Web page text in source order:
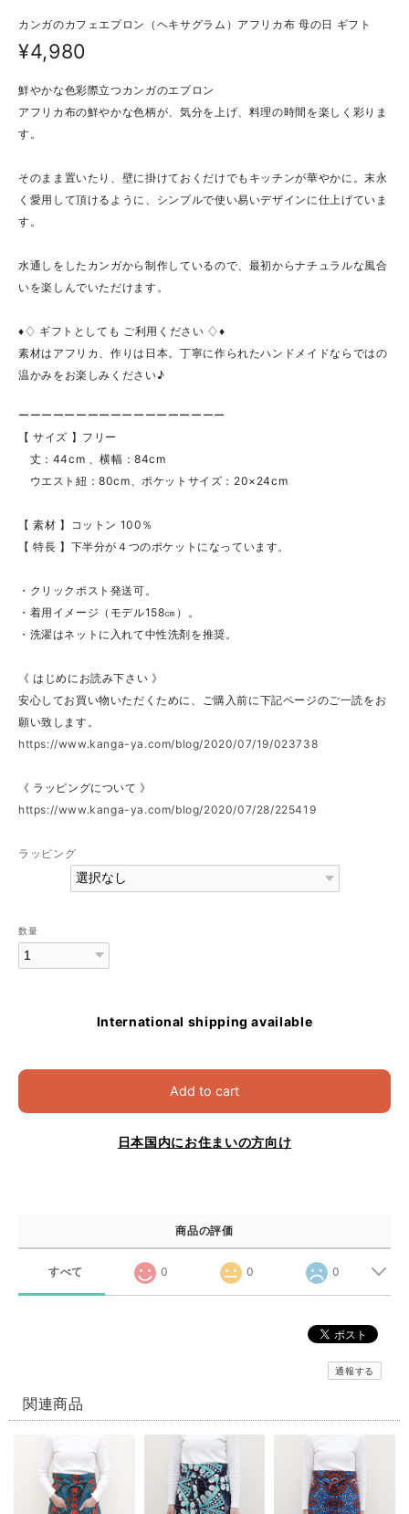
カンガのカフェエプロン（ヘキサグラム）アフリカ布 母の日 ギフト
¥4,980
鮮やかな色彩際立つカンガのエプロン
アフリカ布の鮮やかな色柄が、気分を上げ、料理の時間を楽しく彩りま
す。
そのまま置いたり、壁に掛けておくだけでもキッチンが華やかに。末永
く愛用して頂けるように、シンプルで使い易いデザインに仕上げていま
す。
水通しをしたカンガから制作しているので、最初からナチュラルな風合
いを楽しんでいただけます。
♦♢ ギフトとしても ご利用ください ♢♦
素材はアフリカ、作りは日本。丁寧に作られたハンドメイドならではの
温かみをお楽しみください♪
ーーーーーーーーーーーーーーーーーー
【 サイズ 】フリー
丈：44cm 、横幅：84cm
ウエスト紐：80cm、ポケットサイズ：20×24cm
【 素材 】コットン 100％
【 特長 】下半分が４つのポケットになっています。
・クリックポスト発送可。
・着用イメージ（モデル158㎝）。
・洗濯はネットに入れて中性洗剤を推奨。
《 はじめにお読み下さい 》
安心してお買い物いただくために、ご購入前に下記ページのご一読をお
願い致します。
https://www.kanga-ya.com/blog/2020/07/19/023738
《 ラッピングについて 》
https://www.kanga-ya.com/blog/2020/07/28/225419
ラッピング
数量
International shipping available
Add to cart
日本国内にお住まいの方向け
商品の評価
すべて 0 0 0
通報する
関連商品